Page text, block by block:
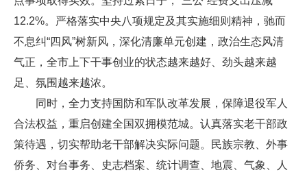
12.2%。严格落实中央八项规定及其实施细则精神，驰而
不息纠“四风”树新风，深化清廉单元创建，政治生态风清
气正，全市上下干事创业的状态越来越好、劲头越来越
足、氛围越来越浓。
同时，全力支持国防和军队改革发展，保障退役军人
合法权益，重启创建全国双拥模范城。认真落实老干部政
策待遇，切实帮助老干部解决实际问题。民族宗教、外事
侨务、对台事务、史志档案、统计调查、地震、气象、人